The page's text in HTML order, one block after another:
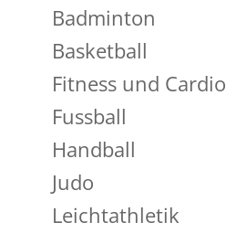
Badminton
Basketball
Fitness und Cardio
Fussball
Handball
Judo
Leichtathletik